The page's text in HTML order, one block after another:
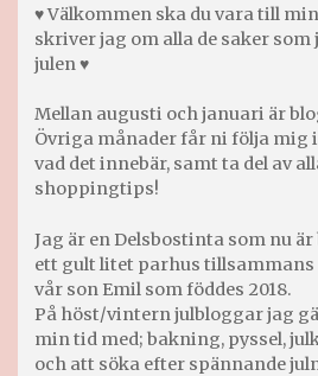
♥ Välkommen ska du vara till
skriver jag om alla de saker som
julen ♥
Mellan augusti och januari är
Övriga månader får ni följa mig
vad det innebär, samt ta del av
shoppingtips!
Jag är en Delsbostinta som nu
ett gult litet parhus tillsammans
vår son Emil som föddes 2018.
På höst/vintern julbloggar jag
min tid med; bakning, pyssel,
och att söka efter spännande